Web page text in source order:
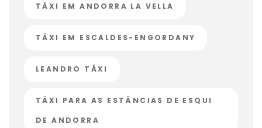
TÁXI EM ANDORRA LA VELLA
TÁXI EM ESCALDES-ENGORDANY
LEANDRO TÁXI
TÁXI PARA AS ESTÂNCIAS DE ESQUI
DE ANDORRA